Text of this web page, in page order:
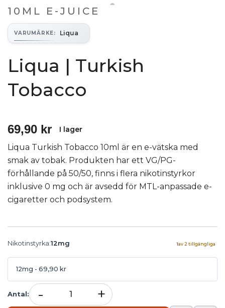
10ML E-JUICE
VARUMÄRKE: Liqua
Liqua | Turkish
Tobacco
69,90 kr I lager
Liqua Turkish Tobacco 10ml är en e-vätska med
smak av tobak. Produkten har ett VG/PG-
förhållande på 50/50, finns i flera nikotinstyrkor
inklusive 0 mg och är avsedd för MTL-anpassade e-
cigaretter och podsystem.
Nikotinstyrka:12mg 1av2 tillgängliga
12mg - 69,90 kr
Antal: - +